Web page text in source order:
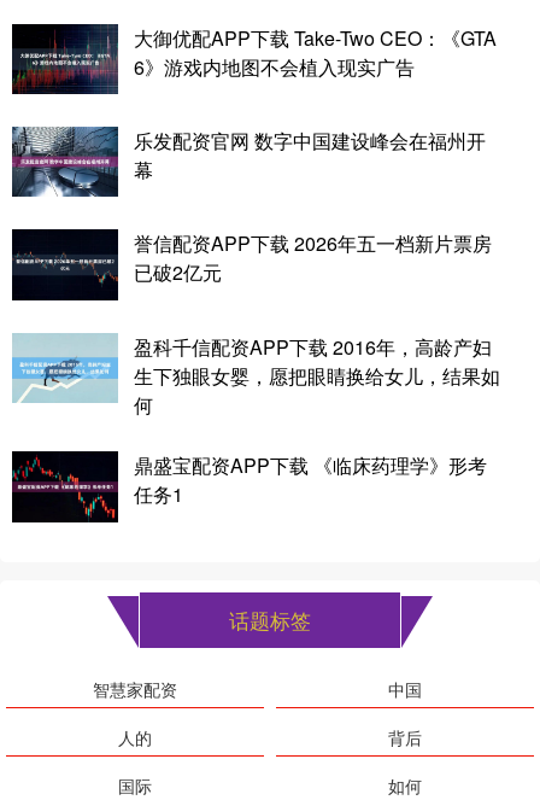
大御优配APP下载 Take-Two CEO：《GTA
6》游戏内地图不会植入现实广告
乐发配资官网 数字中国建设峰会在福州开
幕
誉信配资APP下载 2026年五一档新片票房
已破2亿元
盈科千信配资APP下载 2016年，高龄产妇
生下独眼女婴，愿把眼睛换给女儿，结果如
何
鼎盛宝配资APP下载 《临床药理学》形考
任务1
话题标签
智慧家配资
中国
人的
背后
国际
如何